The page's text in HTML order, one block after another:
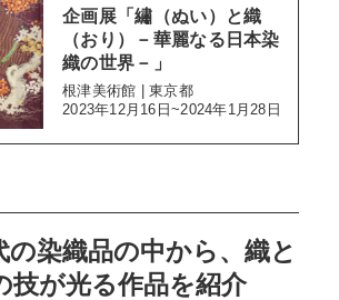
企画展「繡（ぬい）と織
（おり）－華麗なる日本染
織の世界－」
根津美術館 | 東京都
2023年12月16日~2024年1月28日
の染織品の中から、織と
技が光る作品を紹介